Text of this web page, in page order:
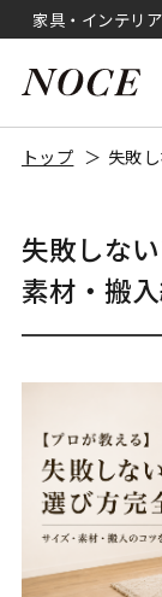
家具・インテリ
トップ 失敗
失敗しな
素材・搬